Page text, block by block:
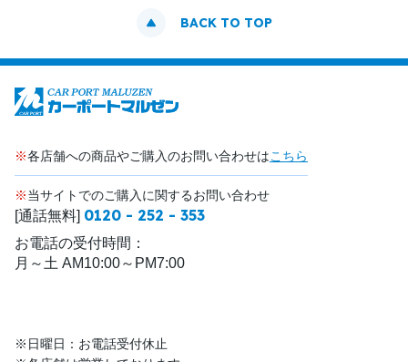
BACK TO TOP
※各店舗への商品やご購入のお問い合わせはこちら
※当サイトでのご購入に関するお問い合わせ
[通話無料] 0120 - 252 - 353
お電話の受付時間：
月～土 AM10:00～PM7:00
※日曜日：お電話受付休止